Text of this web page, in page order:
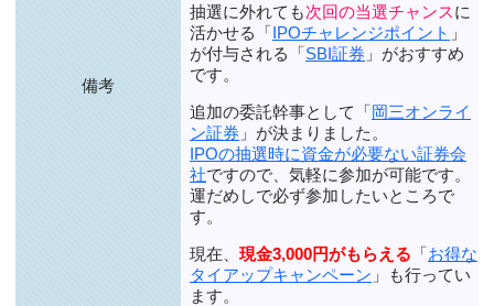
備考
抽選に外れても次回の当選チャンスに
活かせる「IPOチャレンジポイント 」
が付与される「SBI証券 」がおすすめ
です。
追加の委託幹事として「岡三オンライ
ン証券 」が決まりました。
IPOの抽選時に資金が必要ない証券会
社ですので、気軽に参加が可能です。
運だめしで必ず参加したいところで
す。
現在、 現金3,000円がもらえる 「お得な
タイアップキャンペーン 」も行ってい
ます。